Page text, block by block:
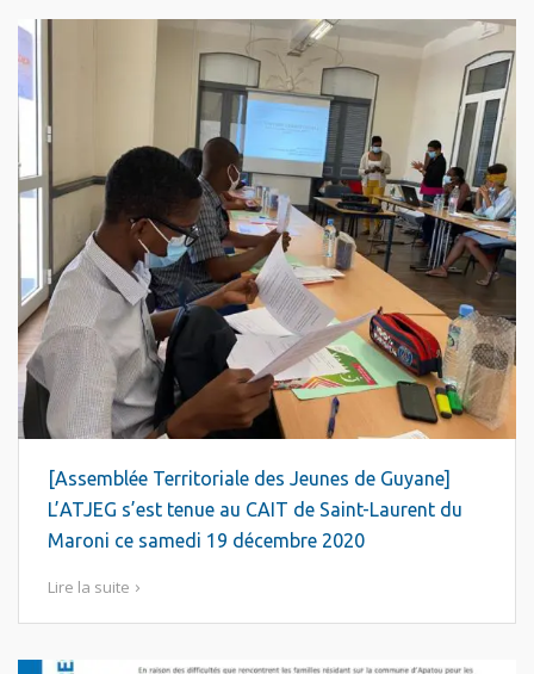
[Assemblée Territoriale des Jeunes de Guyane]
L’ATJEG s’est tenue au CAIT de Saint-Laurent du
Maroni ce samedi 19 décembre 2020
Lire la suite